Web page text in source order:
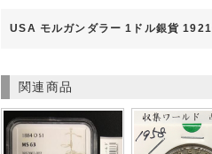
USA モルガンダラー 1ドル銀貨
関連商品